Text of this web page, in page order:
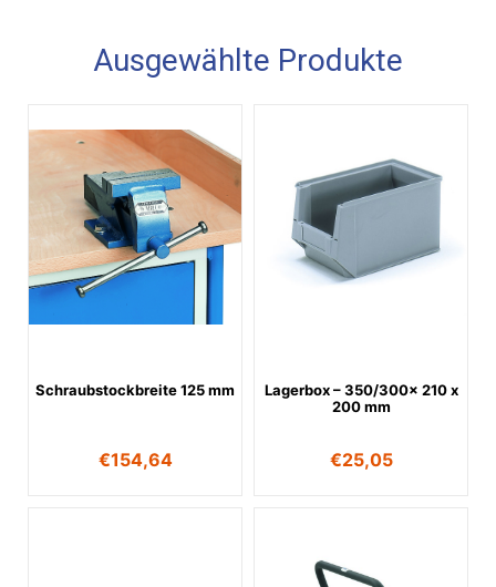
Ausgewählte Produkte
Schraubstockbreite 125 mm
€154,64
Lagerbox – 350/300x 210 x
200 mm
€25,05